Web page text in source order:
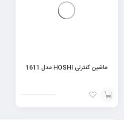
ماشین کنترلی HOSHI مدل 1611
افزودن